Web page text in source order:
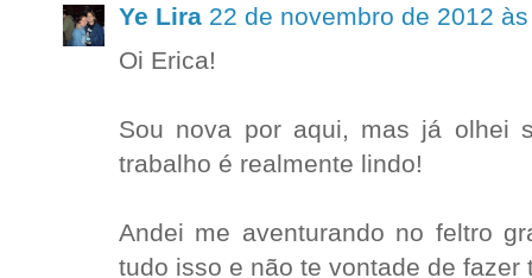
Ye Lira 22 de novembro de 2012
Oi Erica!
Sou nova por aqui, mas já olhei
trabalho é realmente lindo!
Andei me aventurando no feltro
tudo isso e não te vontade de fazer